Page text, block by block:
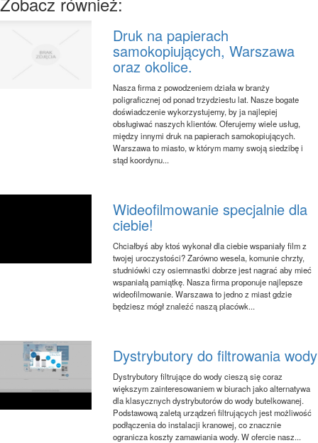
Druk na papierach
samokopiujących, Warszawa
oraz okolice.
Nasza firma z powodzeniem działa w branży
poligraficznej od ponad trzydziestu lat. Nasze bogate
doświadczenie wykorzystujemy, by ja najlepiej
obsługiwać naszych klientów. Oferujemy wiele usług,
między innymi druk na papierach samokopiujących.
Warszawa to miasto, w którym mamy swoją siedzibę i
stąd koordynu...
Wideofilmowanie specjalnie dla
ciebie!
Chciałbyś aby ktoś wykonał dla ciebie wspaniały film z
twojej uroczystości? Zarówno wesela, komunie chrzty,
studniówki czy osiemnastki dobrze jest nagrać aby mieć
wspaniałą pamiątkę. Nasza firma proponuje najlepsze
wideofilmowanie. Warszawa to jedno z miast gdzie
będziesz mógł znaleźć naszą placówk...
Dystrybutory do filtrowania wody
Dystrybutory filtrujące do wody cieszą się coraz
większym zainteresowaniem w biurach jako alternatywa
dla klasycznych dystrybutorów do wody butelkowanej.
Podstawową zaletą urządzeń filtrujących jest możliwość
podłączenia do instalacji kranowej, co znacznie
ogranicza koszty zamawiania wody. W ofercie nasz...